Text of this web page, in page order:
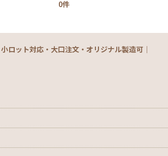
0件
ロット対応・大口注文・オリジナル製造可｜